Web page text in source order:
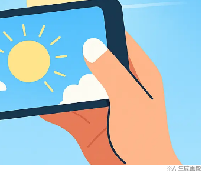
※AI生成画像